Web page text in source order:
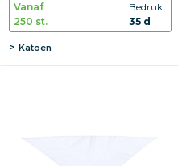
Textiel
Thema
Vanaf
250 st.
Bedrukt
35 d
Katoen